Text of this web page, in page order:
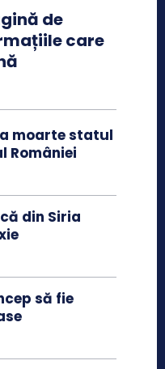
de
care
moarte statul
României
din Siria
să fie